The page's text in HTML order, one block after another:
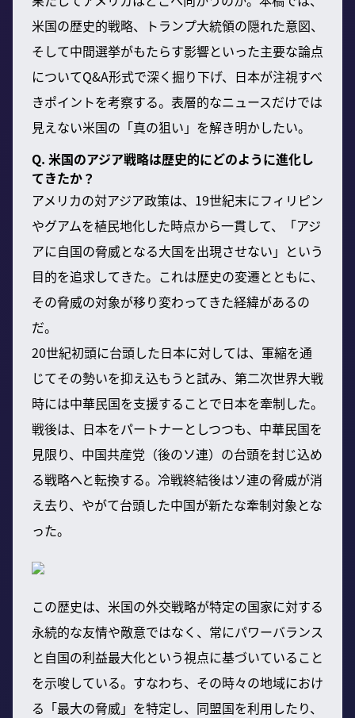
米国の歴史的戦略、トランプ大統領の隠れた意図、
そして中間選挙がもたらす影響といった主要な論点
についてQ&A形式で深く掘り下げ、日本が注視すべ
きポイントを考察する。表層的なニュースだけでは
見えない米国の「真の狙い」を解き明かしたい。
Q. 米国のアジア戦略は歴史的にどのように進化し
てきたか？
アメリカの対アジア政策は、19世紀末にフィリピン
やグアムを植民地化した時点から一貫して、「アジ
アに自国の脅威となる大国を出現させない」という
目的を追求してきた。これは歴史の変遷とともに、
その脅威の対象が移り変わってきた経緯があるの
だ。
20世紀初頭に台頭した日本に対しては、軍縮を通
じてその勢いを抑え込もうと試み、第二次世界大戦
時には中華民国を支援することで日本を牽制した。
戦後は、日本をパートナーとしつつも、中華民国を
見限り、中国共産党（後のソ連）の台頭を封じ込め
る戦略へと転換する。冷戦終結後はソ連の脅威が消
え去り、やがて台頭した中国が新たな牽制対象とな
った。
この歴史は、米国の外交戦略が特定の国家に対する
永続的な友情や敵意ではなく、常にパワーバランス
と自国の利益最大化という視点に基づいていること
を示唆している。すなわち、その時々の地域におけ
る「最大の脅威」を特定し、同盟国を利用したり、